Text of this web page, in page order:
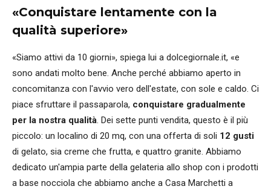
«Conquistare lentamente con la
qualità superiore»
«Siamo attivi da 10 giorni», spiega lui a dolcegiornale.it, «e
sono andati molto bene. Anche perché abbiamo aperto in
concomitanza con l'avvio vero dell'estate, con sole e caldo. Ci
piace sfruttare il passaparola, conquistare gradualmente
per la nostra qualità. Dei sette punti vendita, questo è il più
piccolo: un localino di 20 mq, con una offerta di soli 12 gusti
di gelato, sia creme che frutta, e quattro granite. Abbiamo
dedicato un'ampia parte della gelateria allo shop con i prodotti
a base nocciola che abbiamo anche a Casa Marchetti a